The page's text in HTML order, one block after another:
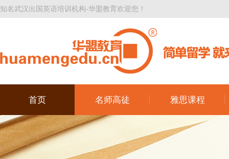
知名武汉出国英语培训机构-华盟教育欢迎您！
首页 名师高徒 雅思课程